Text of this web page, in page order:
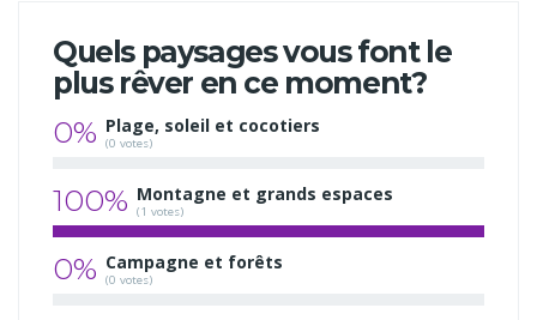
Quels paysages vous font le
plus rêver en ce moment?
0% Plage, soleil et cocotiers
(0 votes)
100% Montagne et grands espaces
(1 votes)
0% Campagne et forêts
(0 votes)